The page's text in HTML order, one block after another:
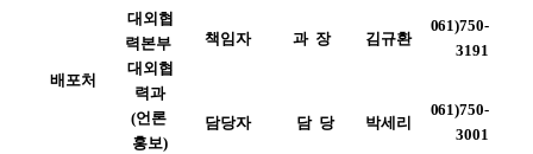
배포처
대외협
력본부
대외협
력과
(언론
홍보)
책임자 과  장 김규환
061)750-
3191
담당자 담  당 박세리
061)750-
3001